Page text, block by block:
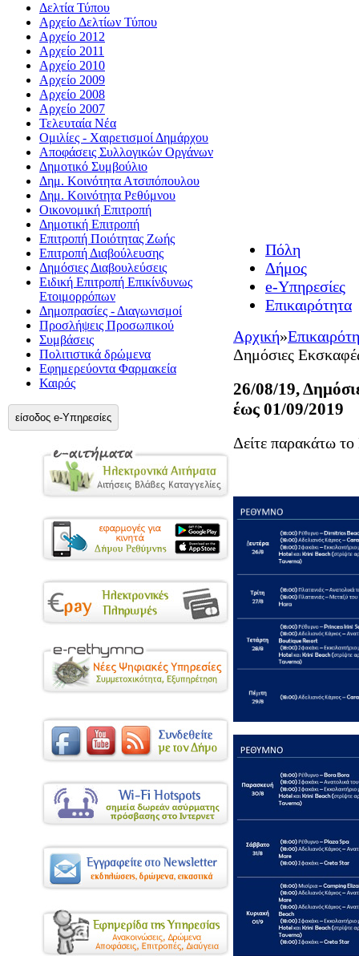
Δελτία Τύπου
Αρχείο Δελτίων Τύπου
Αρχείο 2012
Αρχείο 2011
Αρχείο 2010
Αρχείο 2009
Αρχείο 2008
Αρχείο 2007
Τελευταία Νέα
Ομιλίες - Χαιρετισμοί Δημάρχου
Αποφάσεις Συλλογικών Οργάνων
Δημοτικό Συμβούλιο
Δημ. Κοινότητα Ατσιπόπουλου
Δημ. Κοινότητα Ρεθύμνου
Οικονομική Επιτροπή
Δημοτική Επιτροπή
Επιτροπή Ποιότητας Ζωής
Επιτροπή Διαβούλευσης
Δημόσιες Διαβουλεύσεις
Ειδική Επιτροπή Επικίνδυνως
Ετοιμορρόπων
Δημοπρασίες - Διαγωνισμοί
Προσλήψεις Προσωπικού
Συμβάσεις
Πολιτιστικά δρώμενα
Εφημερεύοντα Φαρμακεία
Καιρός
είσοδος e-Υπηρεσίες
Πόλη
Δήμος
e-Υπηρεσίες
Επικαιρότητα
Αρχική»
Δημόσιες
26/08/19,
έως 01/09/2019
Δείτε παρακάτω